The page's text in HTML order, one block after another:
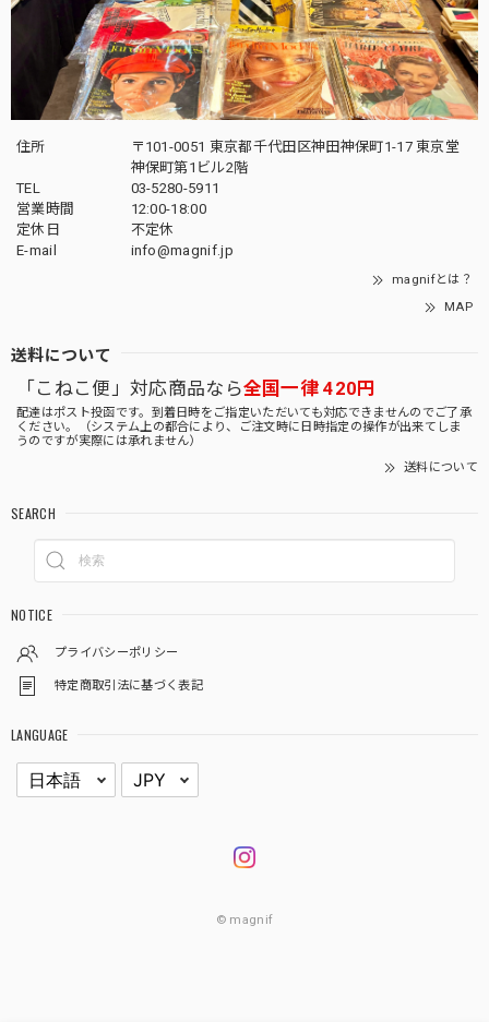
住所
〒101-0051 東京都千代田区神田神保町1-17 東京堂
神保町第1ビル2階
TEL
03-5280-5911
営業時間
12:00-18:00
定休日
不定休
E-mail
info@magnif.jp
magnifとは？
MAP
送料について
「こねこ便」対応商品なら全国一律 420円
配達はポスト投函です。到着日時をご指定いただいても対応できませんのでご了承
ください。（システム上の都合により、ご注文時に日時指定の操作が出来てしま
うのですが実際には承れません）
送料について
SEARCH
NOTICE
プライバシーポリシー
特定商取引法に基づく表記
LANGUAGE
© magnif